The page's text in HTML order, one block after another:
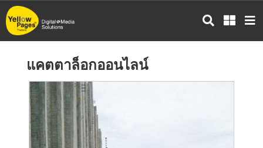
ข้าม
ไป
แคตตาล็อกออนไลน์